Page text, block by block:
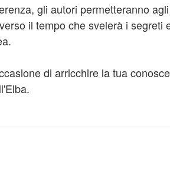
gli autori permetteranno
il tempo che svelerà i segreti
di arricchire la tua